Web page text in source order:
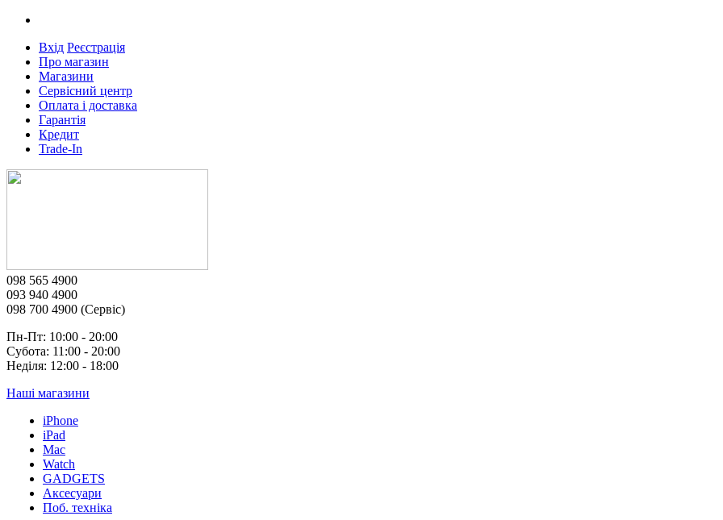
Вхід Реєстрація
Про магазин
Магазини
Сервісний центр
Оплата і доставка
Гарантія
Кредит
Trade-In
098 565 4900
093 940 4900
098 700 4900 (Сервіс)
Пн-Пт: 10:00 - 20:00
Субота: 11:00 - 20:00
Неділя: 12:00 - 18:00
Наші магазини
iPhone
iPad
Mac
Watch
GADGETS
Аксесуари
Поб. техніка